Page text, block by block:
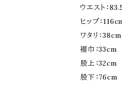
ウエスト：
ヒップ：
ワタリ：38cm
裾巾：33cm
股上：32cm
股下：76cm